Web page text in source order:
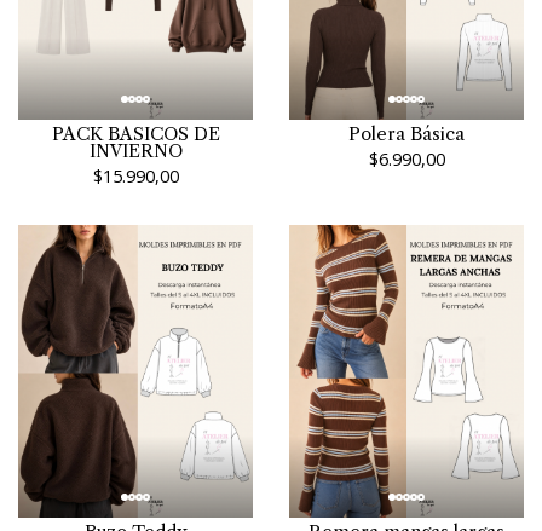
PACK BASICOS DE
INVIERNO
$15.990,00
Polera Básica
$6.990,00